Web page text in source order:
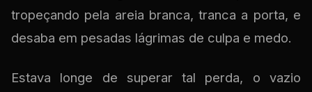
tropeçando pela areia branca, tranca a porta, e
desaba em pesadas lágrimas de culpa e medo.
Estava longe de superar tal perda, o vazio